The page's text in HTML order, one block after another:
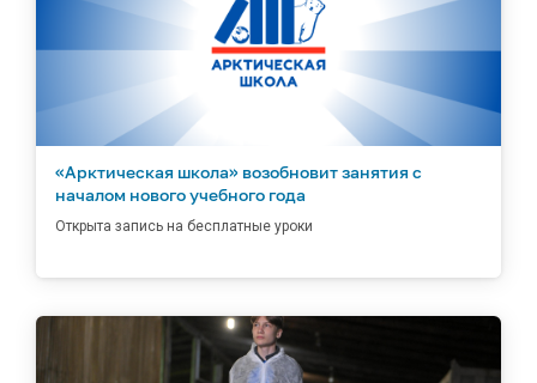
«Арктическая школа» возобновит занятия с
началом нового учебного года
Открыта запись на бесплатные уроки